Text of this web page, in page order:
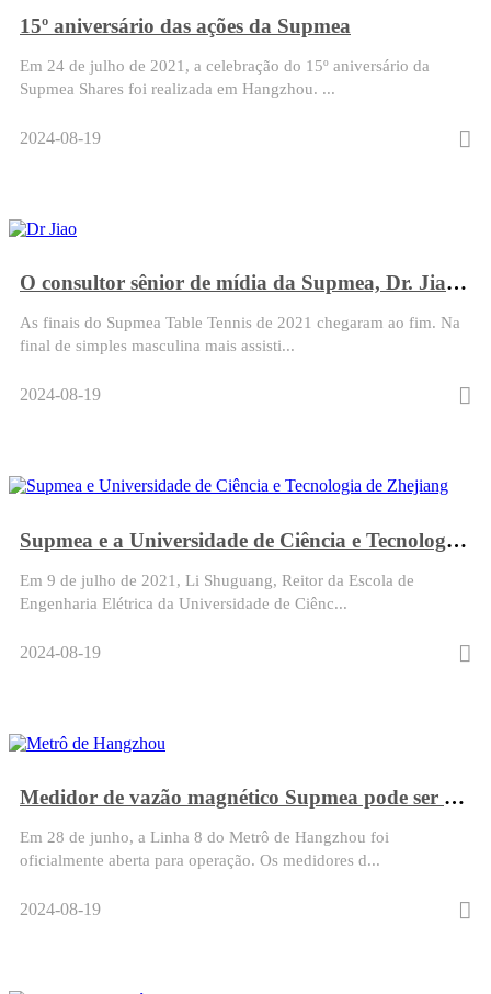
15º aniversário das ações da Supmea
Em 24 de julho de 2021, a celebração do 15º aniversário da
Supmea Shares foi realizada em Hangzhou. ...
2024-08-19
O consultor sênior de mídia da Supmea, Dr. Jiao, venceu o campeonato de tênis de mesa
As finais do Supmea Table Tennis de 2021 chegaram ao fim. Na
final de simples masculina mais assisti...
2024-08-19
Supmea e a Universidade de Ciência e Tecnologia de Zhejiang lançaram a "Cooperação Escola-Empresa 2.0"
Em 9 de julho de 2021, Li Shuguang, Reitor da Escola de
Engenharia Elétrica da Universidade de Ciênc...
2024-08-19
Medidor de vazão magnético Supmea pode ser usado no metrô de Hangzhou
Em 28 de junho, a Linha 8 do Metrô de Hangzhou foi
oficialmente aberta para operação. Os medidores d...
2024-08-19